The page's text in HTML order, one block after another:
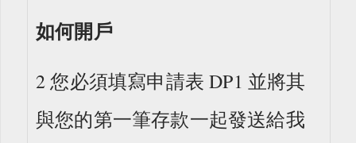
如何開戶
2 您必須填寫申請表 DP1 並將其
與您的第一筆存款一起發送給我